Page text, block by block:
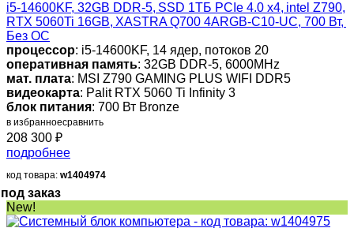
i5-14600KF, 32GB DDR-5, SSD 1ТБ PCIe 4.0 x4, intel Z790,
RTX 5060Ti 16GB, XASTRA Q700 4ARGB-C10-UC, 700 Вт,
Без ОС
процессор: i5-14600KF, 14 ядер, потоков 20
оперативная память: 32GB DDR-5, 6000MHz
мат. плата: MSI Z790 GAMING PLUS WIFI DDR5
видеокарта: Palit RTX 5060 Ti Infinity 3
блок питания: 700 Вт Bronze
в избранноесравнить
208 300 ₽
подробнее
код товара: w1404974
под заказ
New!